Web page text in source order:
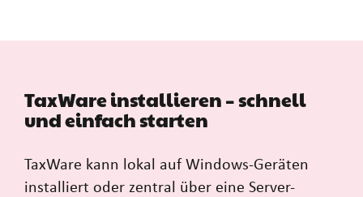
TaxWare installieren – schnell
und einfach starten
TaxWare kann lokal auf Windows-Geräten
installiert oder zentral über eine Server-